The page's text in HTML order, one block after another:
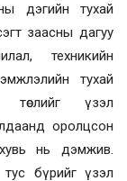
дэгийн тухай
заасны дагуу
техникийн
тухай
төслийг үзэл
оролцсон
нь дэмжив.
тус бүрийг үзэл